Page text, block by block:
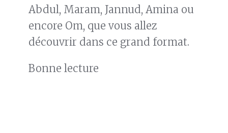
Abdul, Maram, Jannud, Amina ou
encore Om, que vous allez
découvrir dans ce grand format.
Bonne lecture